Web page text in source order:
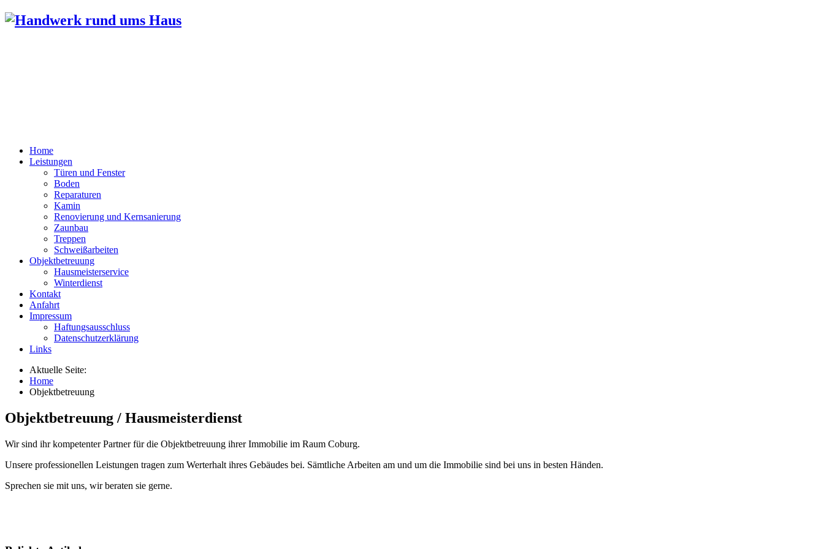
Home
Leistungen
Türen und Fenster
Boden
Reparaturen
Kamin
Renovierung und Kernsanierung
Zaunbau
Treppen
Schweißarbeiten
Objektbetreuung
Hausmeisterservice
Winterdienst
Kontakt
Anfahrt
Impressum
Haftungsausschluss
Datenschutzerklärung
Links
Aktuelle Seite:
Home
Objektbetreuung
Objektbetreuung / Hausmeisterdienst
Wir sind ihr kompetenter Partner für die Objektbetreuung ihrer Immobilie im Raum Coburg.
Unsere professionellen Leistungen tragen zum Werterhalt ihres Gebäudes bei. Sämtliche Arbeiten am und um die Immobilie sind bei uns in besten Händen.
Sprechen sie mit uns, wir beraten sie gerne.